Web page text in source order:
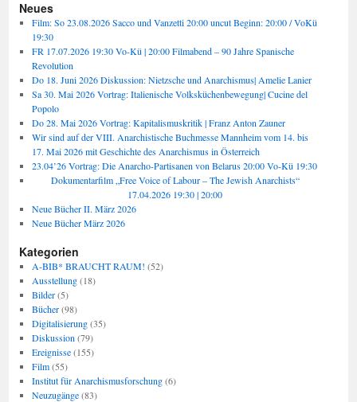
Neues
Film: So 23.08.2026 Sacco und Vanzetti 20:00 uncut Beginn: 20:00 / VoKü
19:30
FR 17.07.2026 19:30 Vo-Kü | 20:00 Filmabend – 90 Jahre Spanische
Revolution
Do 18. Juni 2026 Diskussion: Nietzsche und Anarchismus| Amelie Lanier
Sa 30. Mai 2026 Vortrag: Italienische Volksküchenbewegung| Cucine del
Popolo
Do 28. Mai 2026 Vortrag: Kapitalismuskritik | Franz Anton Zauner
Wir sind auf der VIII. Anarchistische Buchmesse Mannheim vom 14. bis
17. Mai 2026 mit Geschichte des Anarchismus in Österreich
23.04’26 Vortrag: Die Anarcho-Partisanen von Belarus 20:00 Vo-Kü 19:30
Dokumentarfilm „Free Voice of Labour – The Jewish Anarchists“
17.04.2026 19:30 | 20:00
Neue Bücher II. März 2026
Neue Bücher März 2026
Kategorien
A-BIB* BRAUCHT RAUM! (52)
Ausstellung(18)
Bilder(5)
Bücher(98)
Digitalisierung(35)
Diskussion (79)
Ereignisse(155)
Film(55)
Institut für Anarchismusforschung(6)
Neuzugänge(83)